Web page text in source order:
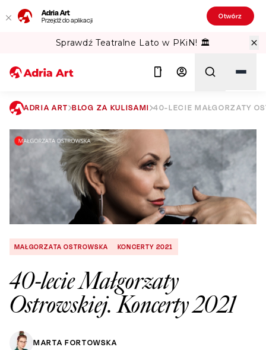
Adria Art
Przejdź do aplikacji Otwórz
Sprawdź Teatralne Lato w PKiN! 🏛️
Szukaj
ADRIA ART BLOG ZA KULISAMI 40-LECIE MAŁGORZATY
MAŁGORZATA OSTROWSKA KONCERTY 2021
40-lecie Małgorzaty
Ostrowskiej. Koncerty 2021
MARTA FORTOWSKA